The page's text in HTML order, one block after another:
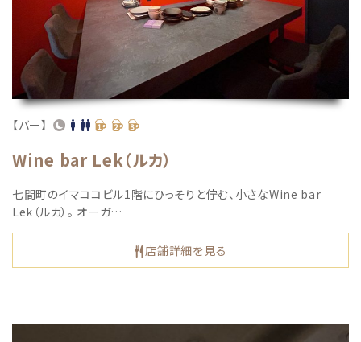
【バー】
Wine bar Lek（ルカ）
七間町のイマココビル1階にひっそりと佇む、小さなWine bar
Lek（ルカ）。 オーガ…
店舗詳細を見る